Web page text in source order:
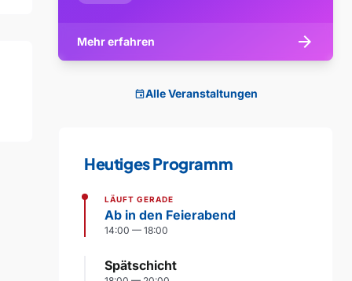
Mehr erfahren arrow_forward
eventAlle Veranstaltungen
Heutiges Programm
LÄUFT GERADE
Ab in den Feierabend
14:00 — 18:00
Spätschicht